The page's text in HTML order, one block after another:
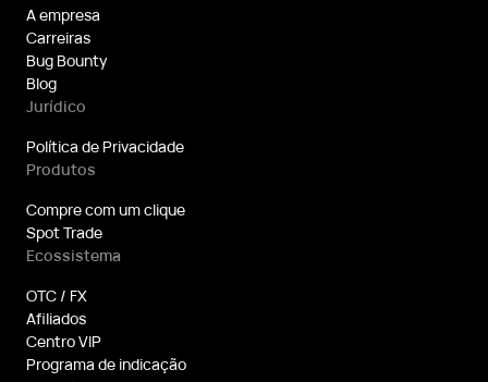
A empresa
Carreiras
Bug Bounty
Blog
Jurídico
Política de Privacidade
Produtos
Compre com um clique
Spot Trade
Ecossistema
OTC / FX
Afiliados
Centro VIP
Programa de indicação